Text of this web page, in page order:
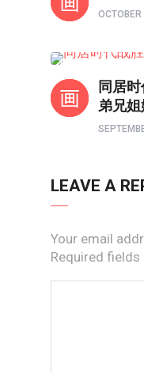
同居
弟兄
LEAVE A
Your email
Required fields